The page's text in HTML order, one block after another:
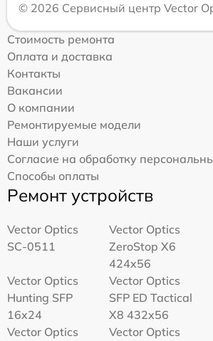
© 2026 Сервисный центр Vector
Стоимость ремонта
Оплата и доставка
Контакты
Вакансии
О компании
Ремонтируемые модели
Наши услуги
Согласие на обработку
Способы оплаты
Ремонт устройств
Vector Optics
SC-0511
Vector Optics
ZeroStop X6
424x56
Vector Optics
Hunting SFP
16x24
Vector Optics
SFP ED Tactical
X8 432x56
Vector Optics
Vector Optics